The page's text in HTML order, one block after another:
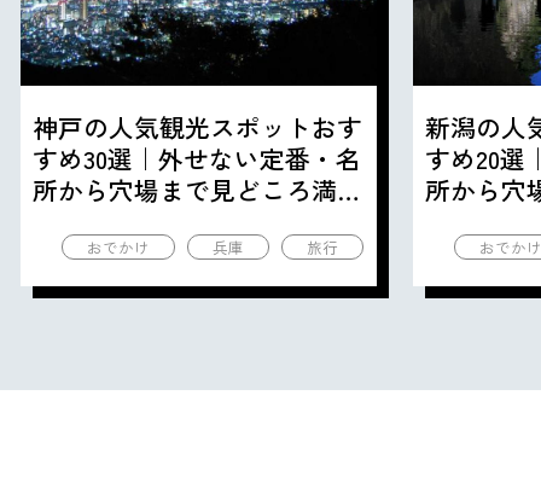
神戸の人気観光スポットおす
すめ30選｜外せない定番・名
所から穴場まで見どころ満載
おでかけ 兵庫 旅行
新潟の人
すめ20選
所から穴
おでか